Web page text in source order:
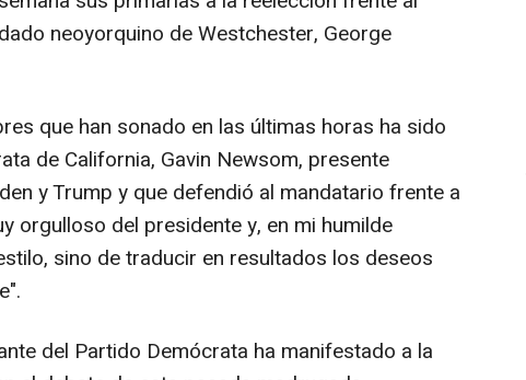
neoyorquino de Westchester, George
que han sonado en las últimas horas ha sido
de California, Gavin Newsom, presente
y Trump y que defendió al mandatario frente a
orgulloso del presidente y, en mi humilde
sino de traducir en resultados los deseos
del Partido Demócrata ha manifestado a la